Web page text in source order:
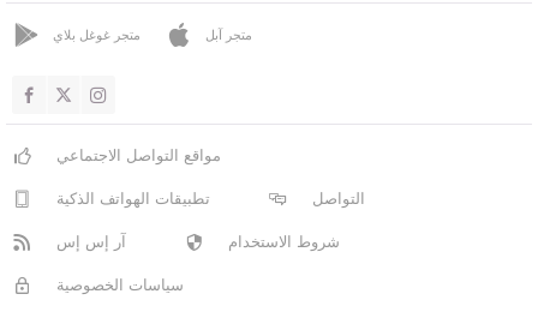
متجر غوغل بلاي متجر آبل
مواقع التواصل الاجتماعي
تطبيقات الهواتف الذكية التواصل
آر إس إس شروط الاستخدام
سياسات الخصوصية